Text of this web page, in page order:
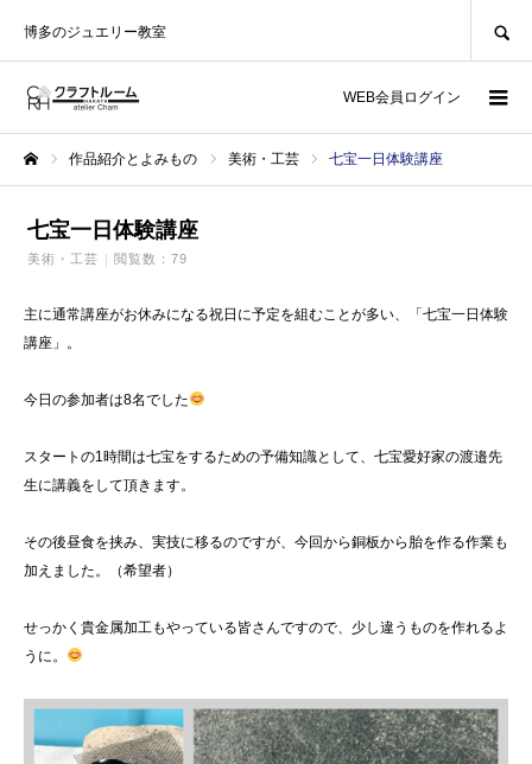
博多のジュエリー教室
WEB会員ログイン
作品紹介とよみもの 美術・工芸 七宝一日体験講座
七宝一日体験講座
美術・工芸 閲覧数：79
主に通常講座がお休みになる祝日に予定を組むことが多い、「七宝一日体験
講座」。
今日の参加者は8名でした
スタートの1時間は七宝をするための予備知識として、七宝愛好家の渡邉先
生に講義をして頂きます。
その後昼食を挟み、実技に移るのですが、今回から銅板から胎を作る作業も
加えました。（希望者）
せっかく貴金属加工もやっている皆さんですので、少し違うものを作れるよ
うに。